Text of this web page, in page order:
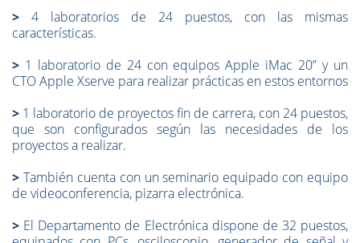
> 4 laboratorios de 24 puestos, con las mismas
características.
> 1 laboratorio de 24 con equipos Apple iMac 20” y un
CTO Apple Xserve para realizar prácticas en estos entornos
> 1 laboratorio de proyectos fin de carrera, con 24 puestos,
que son configurados según las necesidades de los
proyectos a realizar.
> También cuenta con un seminario equipado con equipo
de videoconferencia, pizarra electrónica.
> El Departamento de Electrónica dispone de 32 puestos,